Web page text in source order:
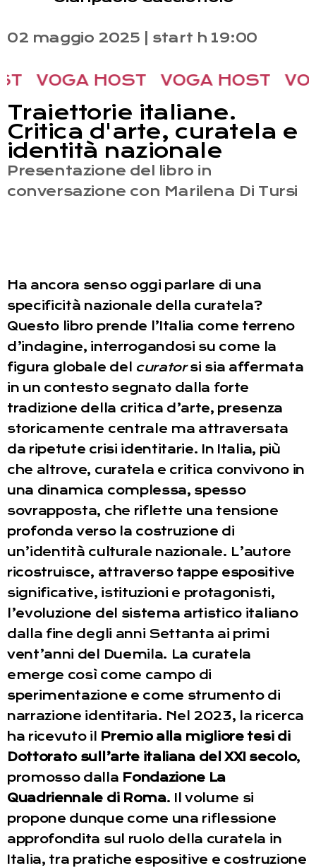
02 maggio 2025 | start h 19:00
VOGA HOST VOGA HOST
Traiettorie italiane.
Critica d'arte, curatela e
identità nazionale
Presentazione del libro in
conversazione con Marilena Di Tursi
Ha ancora senso oggi parlare di una
specificità nazionale della curatela?
Questo libro prende l’Italia come terreno
d’indagine, interrogandosi su come la
figura globale del
curatorsi sia affermata
in un contesto segnato dalla forte
tradizione della critica d’arte, presenza
storicamente centrale ma attraversata
da ripetute crisi identitarie. In Italia, più
che altrove, curatela e critica convivono in
una dinamica complessa, spesso
sovrapposta, che riflette una tensione
profonda verso la costruzione di
un’identità culturale nazionale. L’autore
ricostruisce, attraverso tappe espositive
significative, istituzioni e protagonisti,
l’evoluzione del sistema artistico italiano
dalla fine degli anni Settanta ai primi
vent’anni del Duemila. La curatela
emerge così come campo di
sperimentazione e come strumento di
narrazione identitaria. Nel 2023, la ricerca
ha ricevuto il
Premio alla migliore tesi di
Dottorato sull’arte italiana del XXI secolo,
promosso dalla Fondazione La
Quadriennale di Roma. Il volume si
propone dunque come una riflessione
approfondita sul ruolo della curatela in
Italia, tra pratiche espositive e costruzione